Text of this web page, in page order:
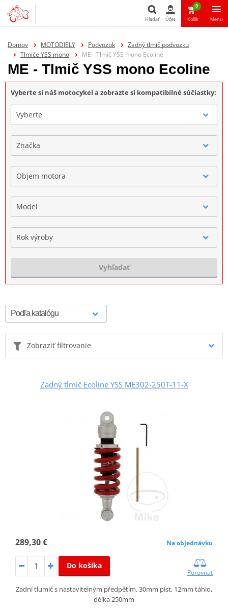
Hľadať Účet
0
Košík Menu
Domov MOTODIELY Podvozok
Zadný tlmič podvozku
Tlmiče YSS mono
ME - Tlmič YSS mono Ecoline
ME - Tlmič YSS mono Ecoline
Vyberte si náš motocykel a zobrazte si kompatibilné súčiastky:
Vyberte
Značka
Objem motora
Model
Rok výroby
Vyhľadať
Zobraziť filtrovanie
Zadný tlmič Ecoline YSS ME302-250T-11-X
289,30 € Na objednávku
Do košíka
Porovnať
Zadní tlumič s nastavitelným předpětím, 30mm píst, 12mm táhlo,
délka 250mm